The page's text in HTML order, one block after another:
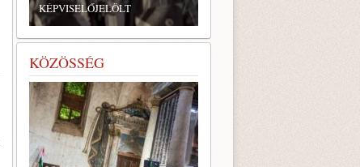
KÉPVISELŐJELÖLT
KÖZÖSSÉG